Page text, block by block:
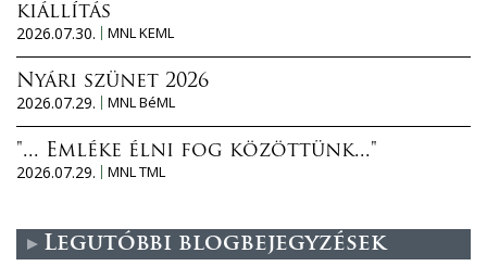
kiállítás
2026.07.30.
MNL KEML
Nyári szünet 2026
2026.07.29.
MNL BéML
"... Emléke élni fog közöttünk..."
2026.07.29.
MNL TML
Legutóbbi blogbejegyzések